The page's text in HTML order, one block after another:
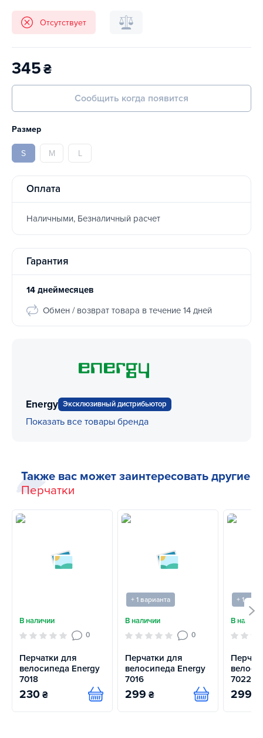
Отсутствует
345₴
Сообщить когда появится
Размер
S M L
Оплата
Наличными, Безналичный расчет
Гарантия
14 днеймесяцев
Обмен / возврат товара в течение 14 дней
Energy Эксклюзивный дистрибьютор
Показать все товары бренда
Также вас может заинтересовать другие
Перчатки
В наличии
0
Перчатки для
велосипеда Energy
7018
230 ₴ Купить
+ 1 варианта
В наличии
0
Перчатки для
велосипеда Energy
7016
299 ₴ Купить
+ 1
В
7022
299